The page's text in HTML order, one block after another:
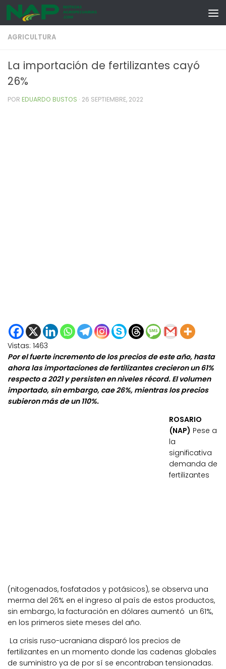
Skip to content
AGRICULTURA
La importación de fertilizantes cayó
26%
POR EDUARDO BUSTOS · 26 SEPTIEMBRE, 2022
Vistas: 1463
Por el fuerte incremento de los precios de este año, hasta
ahora las importaciones de fertilizantes crecieron un 61%
respecto a 2021 y persisten en niveles récord. El volumen
importado, sin embargo, cae 26%, mientras los precios
subieron más de un 110%.
ROSARIO
(NAP) Pese a
la
significativa
demanda de
fertilizantes
(nitogenados, fosfatados y potásicos), se observa una
merma del 26% en el ingreso al país de estos productos,
sin embargo, la facturación en dólares aumentó un 61%,
en los primeros siete meses del año.
La crisis ruso-ucraniana disparó los precios de
fertilizantes en un momento donde las cadenas globales
de suministro ya de por sí se encontraban tensionadas.